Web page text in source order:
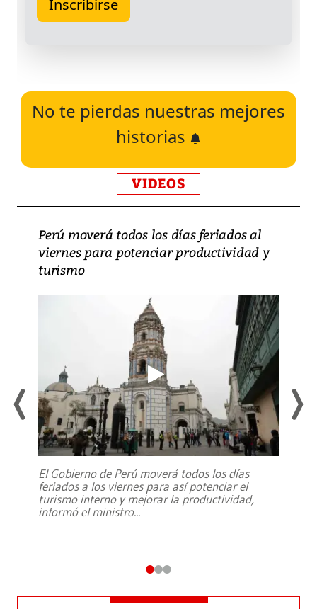
No te pierdas nuestras mejores
historias
VIDEOS
Perú moverá todos los días feriados al
viernes para potenciar productividad y
turismo
El Gobierno de Perú moverá todos los días
feriados a los viernes para así potenciar el
turismo interno y mejorar la productividad,
informó el ministro...